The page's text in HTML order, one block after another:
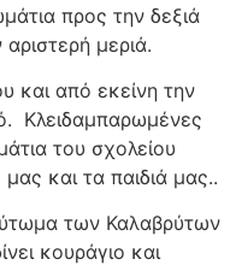
προς την δεξιά
μεριά.
και από εκείνη την
Κλειδαμπαρωμένες
του σχολείου
και τα παιδιά μας..
των Καλαβρύτων
κουράγιο και